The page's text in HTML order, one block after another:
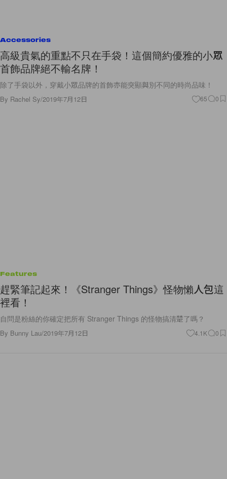
Accessories
高級貴氣的重點不只在手袋！這個簡約優雅的小眾
首飾品牌絕不輸名牌！
除了手袋以外，穿戴小眾品牌的首飾亦能突顯與別不同的時尚品味！
By Rachel Sy/2019年7月12日 65 0
Features
趕緊筆記起來！《Stranger Things》怪物懶人包這
裡看！
自問是粉絲的你確定把所有 Stranger Things 的怪物搞清楚了嗎？
By Bunny Lau/2019年7月12日 4.1K 0